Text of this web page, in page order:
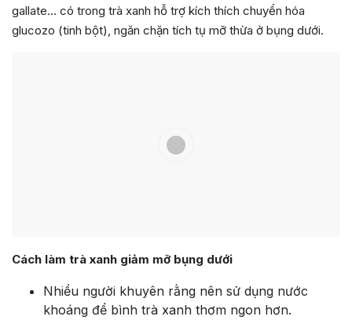
gallate… có trong trà xanh hỗ trợ kích thích chuyển hóa
glucozo (tinh bột), ngăn chặn tích tụ mỡ thừa ở bụng dưới.
Cách làm trà xanh giảm mỡ bụng dưới
Nhiều người khuyên rằng nên sử dụng nước
khoáng để bình trà xanh thơm ngon hơn.